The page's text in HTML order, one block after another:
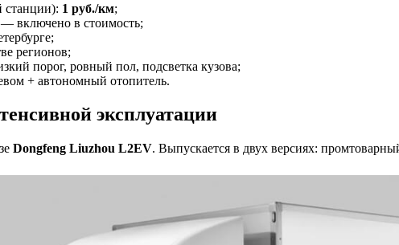
станции): 1 руб./км;
— включено в стоимость;
регионов;
порог, ровный пол, подсветка кузова;
+ автономный отопитель.
эксплуатации
Dongfeng Liuzhou L2EV. Выпускается в двух версиях: